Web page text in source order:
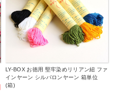
LY-BOX お徳用 堅牢染めリリアン紐 ファ
インヤーン シルパロンヤーン 箱単位
(箱)